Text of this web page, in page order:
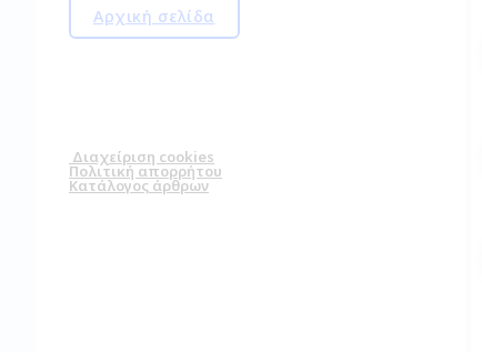
Αρχική σελίδα
Διαχείριση cookies
Πολιτική απορρήτου
Κατάλογος άρθρων